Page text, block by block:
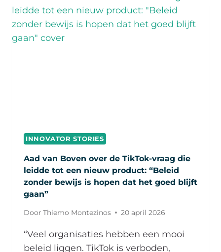
BUILDING
ONLY
INNOVATOR STORIES
Aad van Boven over de TikTok-vraag die
leidde tot een nieuw product: “Beleid
zonder bewijs is hopen dat het goed blijft
gaan”
Door Thiemo Montezinos 20 april 2026
“Veel organisaties hebben een mooi
beleid liggen. TikTok is verboden,